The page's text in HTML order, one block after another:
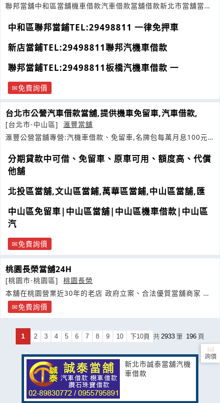
聯邦當舖中和區當舖機車借款汽車借款當舖借款新北市當舖當舖
中和區聯邦當鋪TEL:29498811 一律免押車
新店當鋪TEL:29498811聯邦汽機車借款
聯邦當鋪TEL:29498811板橋汽機車借款 一
免費詢價
台北市公營汽車借款當舖,提供機車免留車,汽車借款,
[台北市-中山區]
滙豐當舖
滙豐公營當舖專營:汽機車借款、免留車,名牌包每萬月息100元
分期貸款中可借、免留車、原車可用、額度高、代償
他舖
北投區當舖,文山區當鋪,萬華區當鋪,中山區當舖,匯
中山區免留車|中山區當舖|中山區機車借款|中山區
汽
免費詢價
桃園長榮當舖24H
[桃園市-桃園區]
桃園長榮
本舖在桃園營業近30年的老店 政府立案、合法優質當舖商家 凡
年滿免費詢價
1 2 3 4 5 6 7 8 9 10 下10頁 共 2933 筆 196 頁
新北市誠泰當舖汽機
車借款
詢價